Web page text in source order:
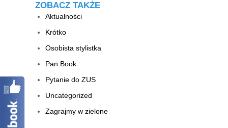
ZOBACZ TAKŻE
Aktualności
Krótko
Osobista stylistka
Pan Book
Pytanie do ZUS
Uncategorized
Zagrajmy w zielone